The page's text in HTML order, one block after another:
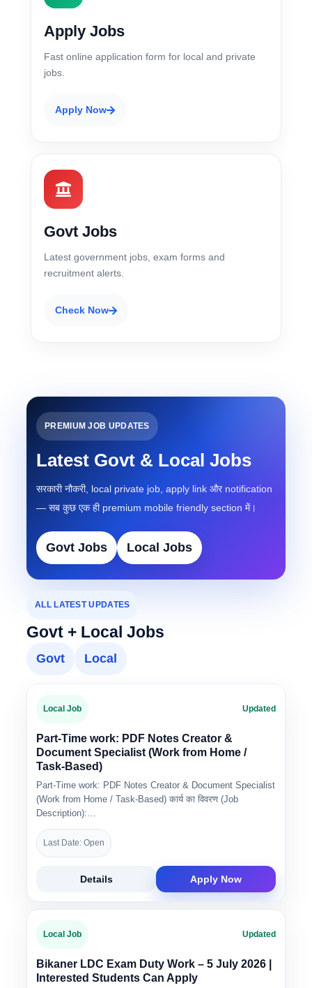
Apply Jobs
Fast online application form for local and private
jobs.
Apply Now
Govt Jobs
Latest government jobs, exam forms and
recruitment alerts.
Check Now
PREMIUM JOB UPDATES
Latest Govt & Local Jobs
सरकारी नौकरी, local private job, apply link और notification
— सब कुछ एक ही premium mobile friendly section में।
Govt Jobs Local Jobs
ALL LATEST UPDATES
Govt + Local Jobs
Govt Local
Local Job Updated
Part-Time work: PDF Notes Creator &
Document Specialist (Work from Home /
Task-Based)
Part-Time work: PDF Notes Creator & Document Specialist
(Work from Home / Task-Based) कार्य का विवरण (Job
Description):…
Last Date: Open
Details Apply Now
Local Job Updated
Bikaner LDC Exam Duty Work – 5 July 2026 |
Interested Students Can Apply